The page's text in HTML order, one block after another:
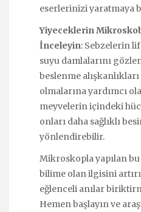
eserlerinizi yaratmaya
Yiyeceklerin
İnceleyin: Sebzelerin lif
suyu damlalarını
beslenme
olmalarına yardımcı
meyvelerin içindeki
onları daha sağlıklı
yönlendirebilir.
Mikroskopla yapılan
bilime olan ilgisini
eğlenceli anılar
Hemen başlayın ve